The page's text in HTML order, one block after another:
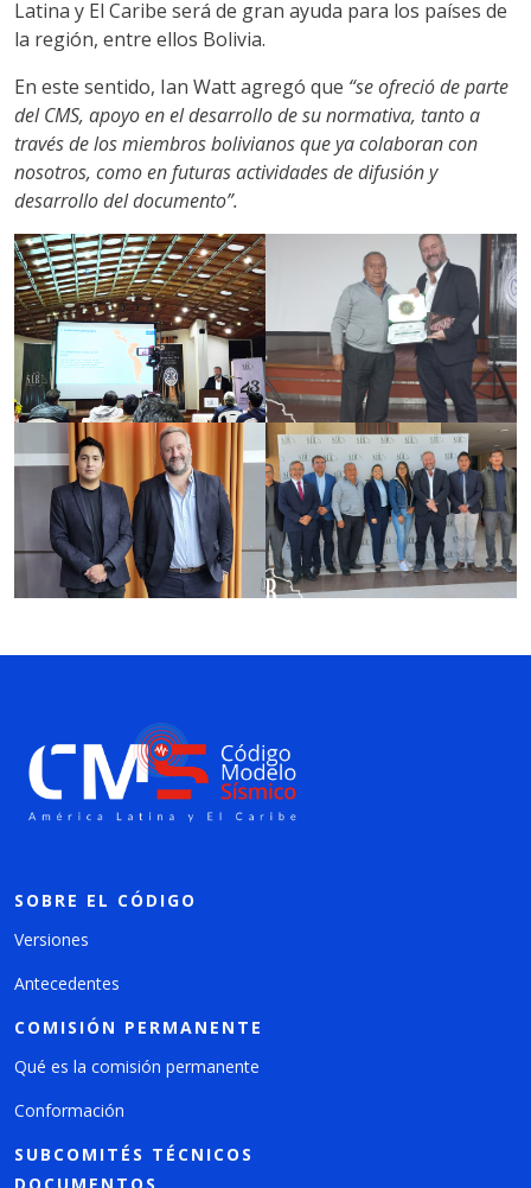
Latina y El Caribe será de gran ayuda para los países de
la región, entre ellos Bolivia.
En este sentido, Ian Watt agregó que “se ofreció de parte
del CMS, apoyo en el desarrollo de su normativa, tanto a
través de los miembros bolivianos que ya colaboran con
nosotros, como en futuras actividades de difusión y
desarrollo del documento”.
SOBRE EL CÓDIGO
Versiones
Antecedentes
COMISIÓN PERMANENTE
Qué es la comisión permanente
Conformación
SUBCOMITÉS TÉCNICOS